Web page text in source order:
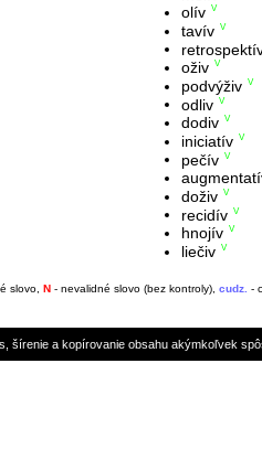
olív V
tavív V
oživ V
podvýživ V
odliv V
dodiv V
iniciatív V
pečív V
doživ V
recidív V
hnojív V
liečiv V
slovo, N - nevalidné slovo (bez kontroly), cudz. -
šírenie a kopírovanie obsahu akýmkoľvek